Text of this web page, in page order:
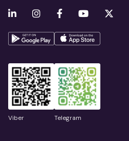
Viber Telegram